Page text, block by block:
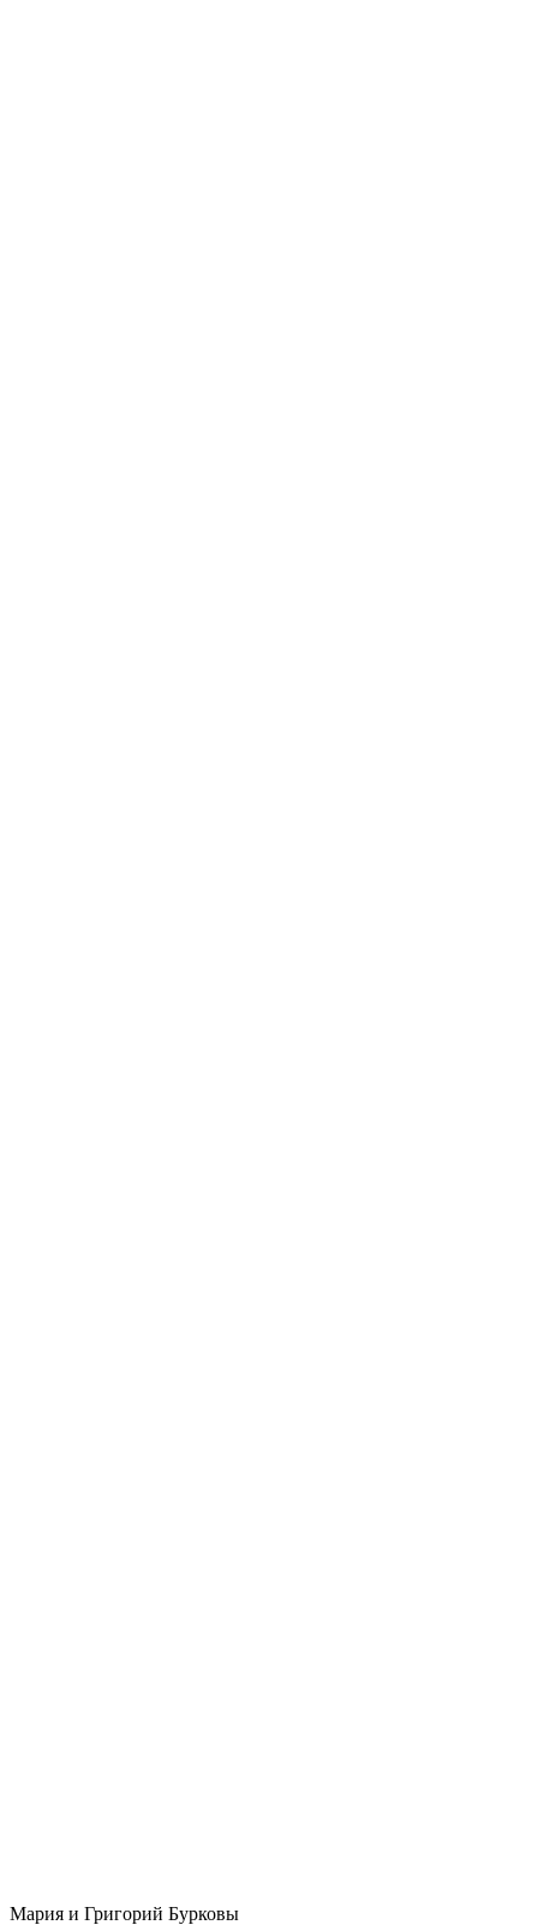
Мария и Григорий Бурковы